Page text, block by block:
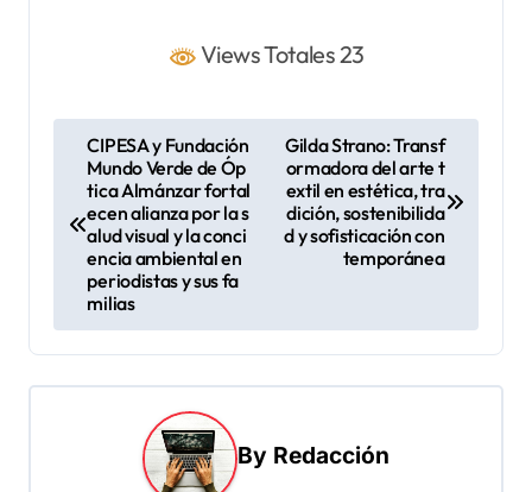
Views Totales 23
a
CIPESA y Fundación
Mundo Verde de Óp
tica Almánzar fortal
ecen alianza por la s
alud visual y la conci
encia ambiental en
periodistas y sus fa
milias
Gilda Strano: Transf
ormadora del arte t
extil en estética, tra
dición, sostenibilida
d y sofisticación con
temporánea
By Redacción